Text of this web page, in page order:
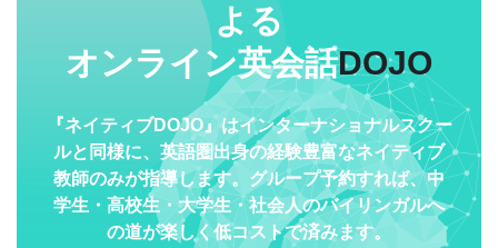
よる
オンライン英会話DOJO
『ネイティブDOJO』はインターナショナルスクー
ルと同様に、英語圏出身の経験豊富なネイティブ
教師のみが指導します。グループ予約すれば、中
学生・高校生・大学生・社会人のバイリンガルへ
の道が楽しく低コストで済みます。